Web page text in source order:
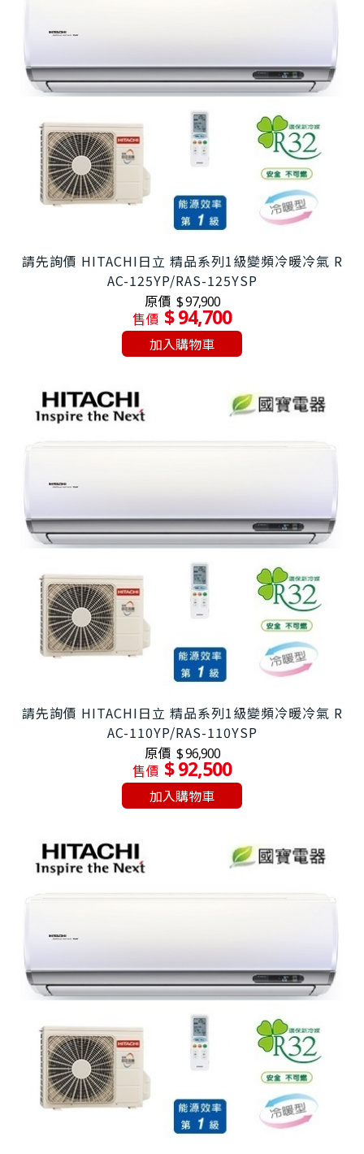
請先詢價 HITACHI日立 精品系列1級變頻冷暖冷氣 R
AC-125YP/RAS-125YSP
原價 $ 97,900
售價 $ 94,700
加入購物車
請先詢價 HITACHI日立 精品系列1級變頻冷暖冷氣 R
AC-110YP/RAS-110YSP
原價 $ 96,900
售價 $ 92,500
加入購物車